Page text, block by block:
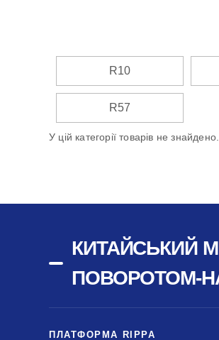
R10
R57
У цій категорії товарів не знайдено.
КИТАЙСЬКИЙ
ПОВОРОТОМ-
ПЛАТФОРМА RIPPA